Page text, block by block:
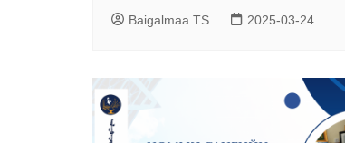
Baigalmaa TS. 2025-03-24